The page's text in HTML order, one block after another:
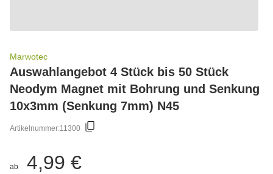
Marwotec
Auswahlangebot 4 Stück bis 50 Stück
Neodym Magnet mit Bohrung und Senkung
10x3mm (Senkung 7mm) N45
Artikelnummer:11300
ab 4,99 €